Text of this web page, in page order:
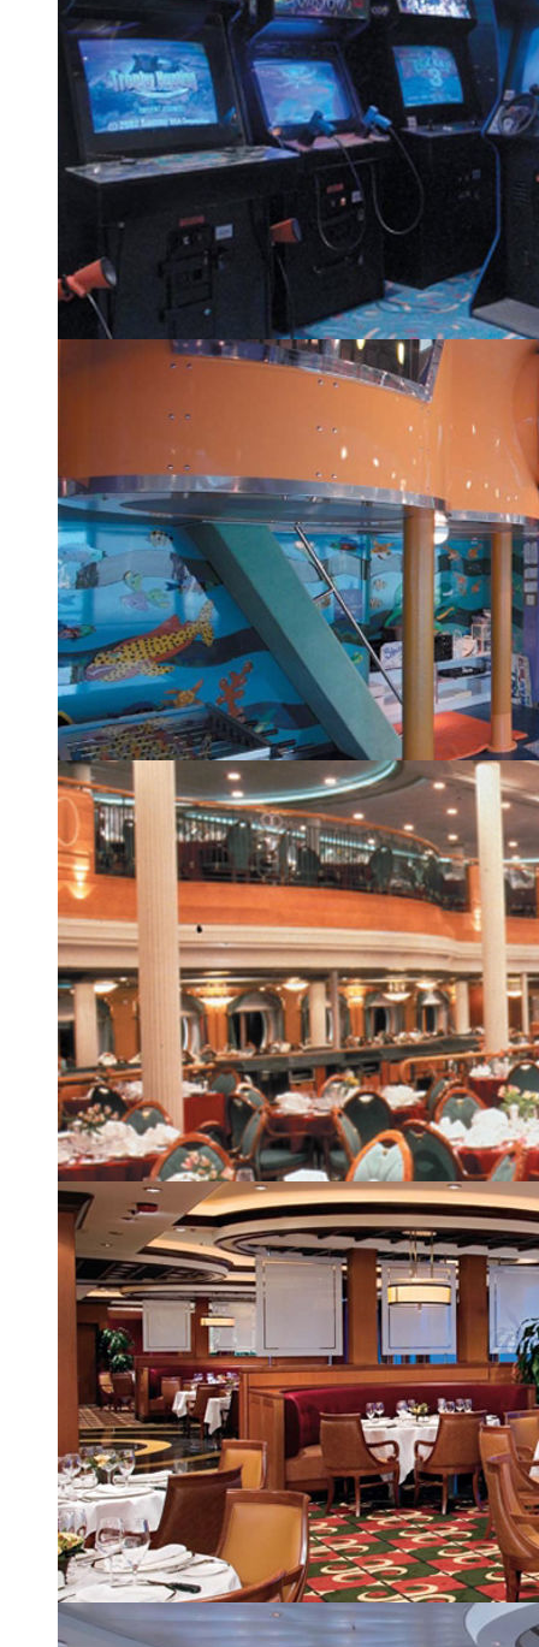
Аркада видеоигр| 7 из 24
Игровой зал (Playroom)
Основной ресторан Great Gatsby Dining Room| 9 из 24
Стейк-хаус Chops Grille | 10 из 24